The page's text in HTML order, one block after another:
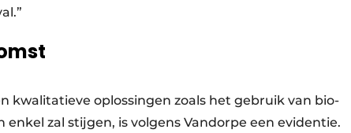
kwalitatieve oplossingen zoals het gebruik van bio-
zal stijgen, is volgens Vandorpe een evidentie.